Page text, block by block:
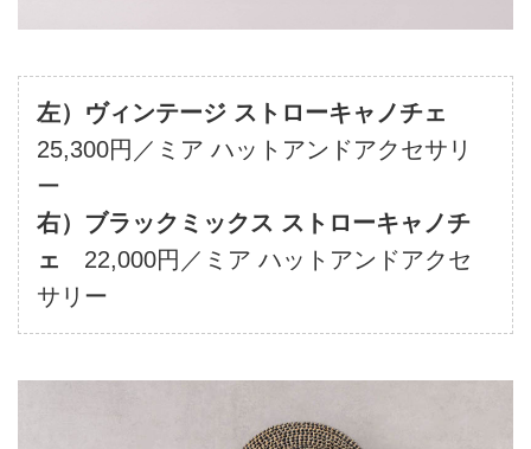
左）ヴィンテージ ストローキャノチェ
25,300円／ミア ハットアンドアクセサリ
ー
右）ブラックミックス ストローキャノチ
ェ 22,000円／ミア ハットアンドアクセ
サリー